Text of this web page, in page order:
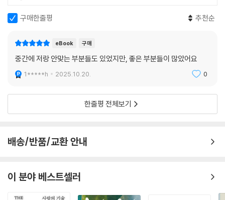
구매한줄평 추천순
eBook 구매
중간에 저랑 안맞는 부분들도 있었지만, 좋은 부분들이 많았어요
1*****h 2025.10.20. 0
한줄평 전체보기
배송/반품/교환 안내
이 분야 베스트셀러